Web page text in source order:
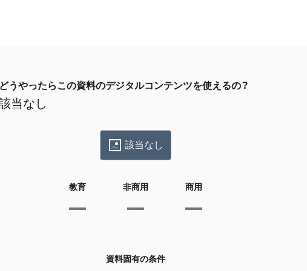
どうやったらこの資料のデジタルコンテンツを使えるの？
当なし
該当なし
教育 非商用 商用
資料固有の条件